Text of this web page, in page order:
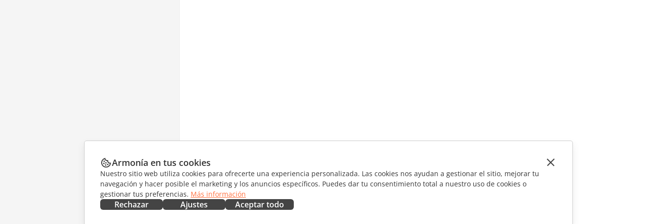
Armonía en tus cookies
Nuestro sitio web utiliza cookies para ofrecerte una experiencia personalizada. Las cookies nos ayudan a gestionar el sitio, mejorar tu
navegación y hacer posible el marketing y los anuncios específicos. Puedes dar tu consentimiento total a nuestro uso de cookies o
gestionar tus preferencias. Más información
Rechazar Ajustes Aceptar todo